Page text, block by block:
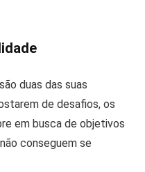
duas das suas
de desafios, os
em busca de objetivos
conseguem se